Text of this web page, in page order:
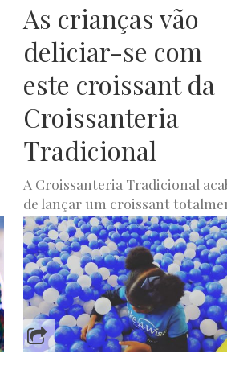
As crianças vão
deliciar-se com
este croissant da
Croissanteria
Tradicional
A Croissanteria Tradicional
de lançar um croissant
personalizado para
Dia da Criança. O croissant
ser recheado...
LUXWOMAN MAIO 31, 2022